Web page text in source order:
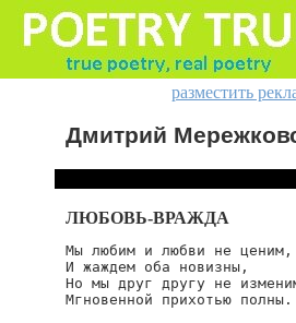
разместить
Дмитрий
ЛЮБОВЬ-ВРАЖДА
Мы любим и любви не ценим,
И жаждем оба новизны,
Но мы друг другу не
Мгновенной прихотью полны.